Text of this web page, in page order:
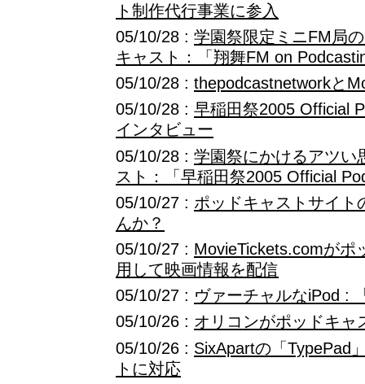
ト制作代行事業に参入
05/10/28 : 学園祭限定ミニFM局
キャスト：「翔舞FM on
05/10/28 : thepodcastnetworkと
05/10/28 : 早稲田祭2005 Official
インタビュー
05/10/28 : 学園祭にかけるアツい
スト：「早稲田祭2005 Official
05/10/27 : ポッドキャストサイト
んか？
05/10/27 : MovieTickets.comがポ
用して映画情報を配信
05/10/27 : ヴァーチャルなiPod :
05/10/26 : オリコンがポッドキャ
05/10/26 : SixApartの「TypePad
トに対応